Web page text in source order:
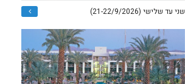
שני עד שלישי (21-22/9/2026)